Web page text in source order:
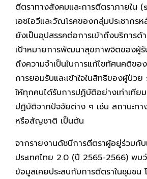
ตีตราทางสังคมและการตีตราภายใน
เอชไอวีและวัณโรคของกลุ่มประชากร
ยังเป็นอุปสรรคต่อการเข้าถึงบริการด้
เป้าหมายการพัฒนาสุขภาพจิตของผู้รั
ถึงความจำเป็นในการแก้ไขทัศนคติขอ
การยอมรับและเข้าใจในสิทธิของผู้ป่ว
ให้ทุกคนได้รับการปฏิบัติอย่างเท่าเทีย
ปฏิบัติจากปัจจัยต่าง ๆ เช่น สถานะท
หรือสัญชาติ เป็นต้น
จากรายงานดัชนีการตีตราผู้อยู่ร่วมกับ
ประเทศไทย 2.0 (ปี 2565-2566) พบ
ข้อมูลเคยประสบกับการตีตราในชุมชน